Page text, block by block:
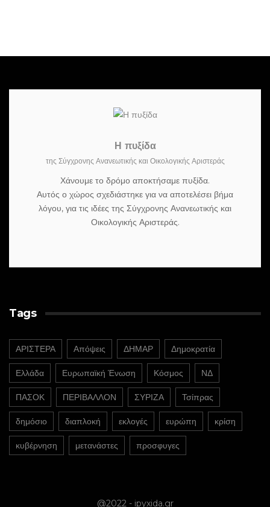
Η πυξίδα
της Σύγχρονης Ανανεωτικής και Οικολογικής Αριστεράς
Χάνουμε το δρόμο αποκτήσαμε πυξίδα.
Αυτός ο χώρος σχεδιάστηκε για να αποτελέσει βήμα
λόγου, για τις ιδέες της Σύγχρονης Ανανεωτικής και
Οικολογικής Αριστεράς.
Tags
ΑΡΙΣΤΕΡΑ Απόψεις ΔΗΜΑΡ Δημοκρατία
Ελλάδα Ευρωπαϊκή Ένωση Κόσμος ΝΔ
ΠΑΣΟΚ ΠΕΡΙΒΑΛΛΟΝ ΣΥΡΙΖΑ Τσίπρας
δημόσιο διαπλοκή εκλογές ευρώπη κρίση
κυβέρνηση μετανάστες προσφυγες
@2022 - ipyxida.gr